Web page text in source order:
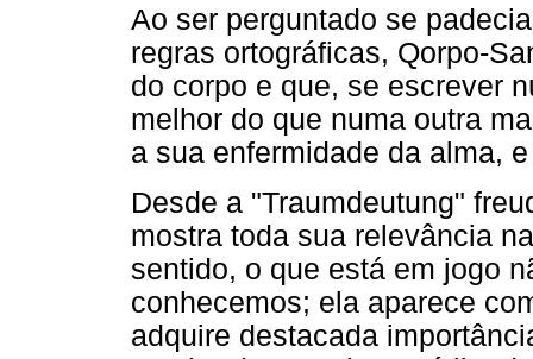
Ao ser perguntado se
regras ortográficas, Qorpo-
do corpo e que, se escrever
melhor do que numa outra
a sua enfermidade da alma,
Desde a "Traumdeutung"
mostra toda sua relevância
sentido, o que está em jogo
conhecemos; ela aparece
adquire destacada